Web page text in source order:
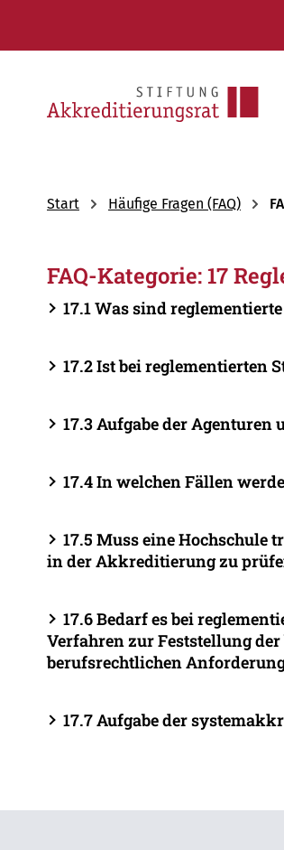
Start Häufige Fragen (FAQ)
FAQ-Kategorie: 17
17.1 Was sind
17.2 Ist bei reglementierten
17.3 Aufgabe der
17.4 In welchen Fällen
17.5 Muss eine Hochschule
in der Akkreditierung zu
17.6 Bedarf es bei
Verfahren zur Feststellung
berufsrechtlichen
17.7 Aufgabe der